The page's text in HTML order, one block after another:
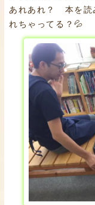
あれあれ？ 本を読
れちゃってる？💦